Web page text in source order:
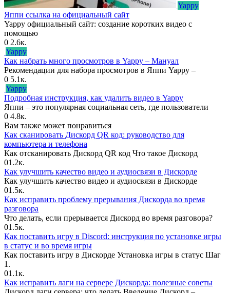
Yappy
Яппи ссылка на официальный сайт
Yappy официальный сайт: создание коротких видео с
помощью
0 2.6к.
Yappy
Как набрать много просмотров в Yappy – Мануал
Рекомендации для набора просмотров в Яппи Yappy –
0 5.1к.
Yappy
Подробная инструкция, как удалить видео в Yappy
Яппи – это популярная социальная сеть, где пользователи
0 4.8к.
Вам также может понравиться
Как сканировать Дискорд QR код: руководство для
компьютера и телефона
Как отсканировать Дискорд QR код Что такое Дискорд
01.2к.
Как улучшить качество видео и аудиосвязи в Дискорде
Как улучшить качество видео и аудиосвязи в Дискорде
01.5к.
Как исправить проблему прерывания Дискорда во время
разговора
Что делать, если прерывается Дискорд во время разговора?
01.5к.
Как поставить игру в Discord: инструкция по установке игры
в статус и во время игры
Как поставить игру в Дискорде Установка игры в статус Шаг
1.
01.1к.
Как исправить лаги на сервере Дискорда: полезные советы